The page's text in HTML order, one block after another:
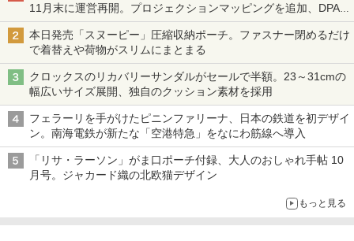
11月末に運営再開。プロジェクションマッピングを追加、DPA
は1500円
本日発売「スヌーピー」圧縮収納ポーチ。ファスナー閉めるだけ
で着替えや荷物がスリムにまとまる
クロックスのリカバリーサンダルがセールで半額。23～31cmの
幅広いサイズ展開、独自のクッション素材を採用
フェラーリを手がけたピニンファリーナ、日本の鉄道を初デザイ
ン。南海電鉄が新たな「空港特急」をなにわ筋線へ導入
「リサ・ラーソン」がま口ポーチ付録、大人のおしゃれ手帖 10
月号。ジャカード織の北欧猫デザイン
もっと見る